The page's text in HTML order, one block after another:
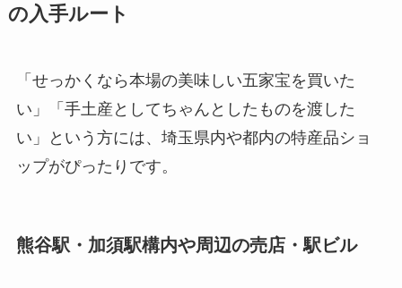
の入手ルート
「せっかくなら本場の美味しい五家宝を買いた
い」「手土産としてちゃんとしたものを渡した
い」という方には、埼玉県内や都内の特産品ショ
ップがぴったりです。
熊谷駅・加須駅構内や周辺の売店・駅ビル